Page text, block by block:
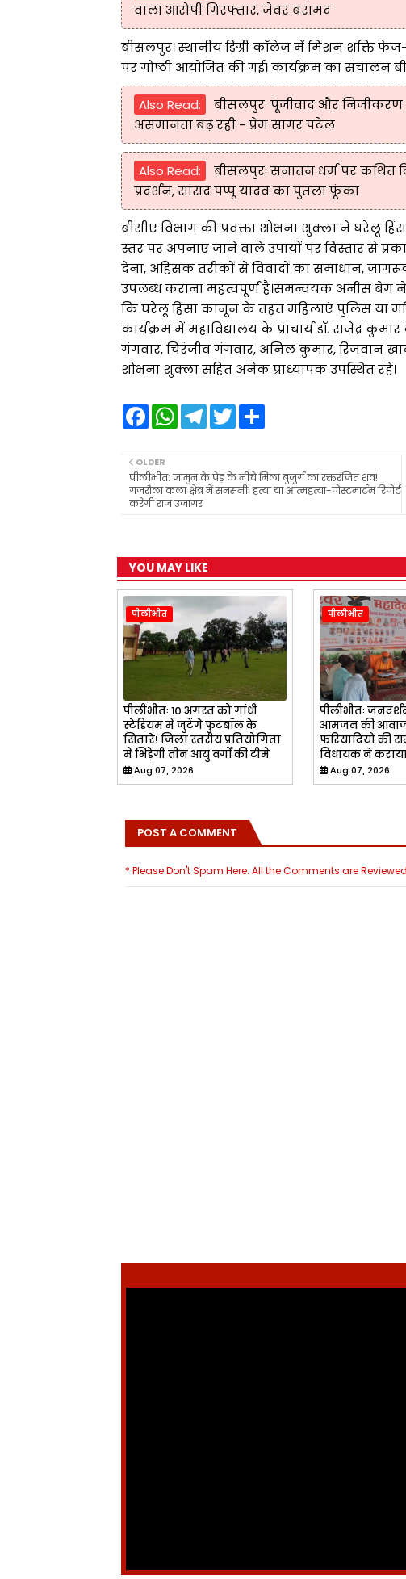
वाला आरोपी गिरफ्तार, जेवर बरामद
बीसलपुर। स्थानीय डिग्री कॉलेज में मिशन शक्ति
पर गोष्ठी आयोजित की गई। कार्यक्रम का संचालन
Also Read:
बीसलपुरः पूंजीवाद और
असमानता बढ़ रही - प्रेम सागर पटेल
Also Read:
बीसलपुरः सनातन धर्म पर कथित
प्रदर्शन, सांसद पप्पू यादव का पुतला फूंका
बीसीए विभाग की प्रवक्ता शोभना शुक्ला ने घरेलू
स्तर पर अपनाए जाने वाले उपायों पर विस्तार से
देना, अहिंसक तरीकों से विवादों का समाधान,
उपलब्ध कराना महत्वपूर्ण है।समन्वयक अनीस बेग
कि घरेलू हिंसा कानून के तहत महिलाएं पुलिस या
कार्यक्रम में महाविद्यालय के प्राचार्य डॉ. राजेंद्र
गंगवार, चिरंजीव गंगवार, अनिल कुमार, रिजवान
शोभना शुक्ला सहित अनेक प्राध्यापक उपस्थित रहे।
F
a
b
o
o
k
W
A
p
p
T
e
r
a
T
e
r
S
OLDER
पीलीभीत: जामुन के पेड़ के नीचे मिला बुजुर्ग का रक्तरंजित शव!
गजरौला कला क्षेत्र में सनसनीः हत्या या आत्महत्या-पोस्टमार्टम रिपोर्ट
करेगी राज उजागर
YOU MAY LIKE
पीलीभीत
पीलीभीतः 10 अगस्त को गांधी
स्टेडियम में जुटेंगे फुटबॉल के
सितारे! जिला स्तरीय प्रतियोगिता
में भिड़ेंगी तीन आयु वर्गों की टीमें
Aug 07, 2026
पीलीभीत
पीलीभीतः
आमजन की
फरियादियों की
विधायक ने
Aug 07, 2026
POST A COMMENT
* Please Don't Spam Here. All the Comments are